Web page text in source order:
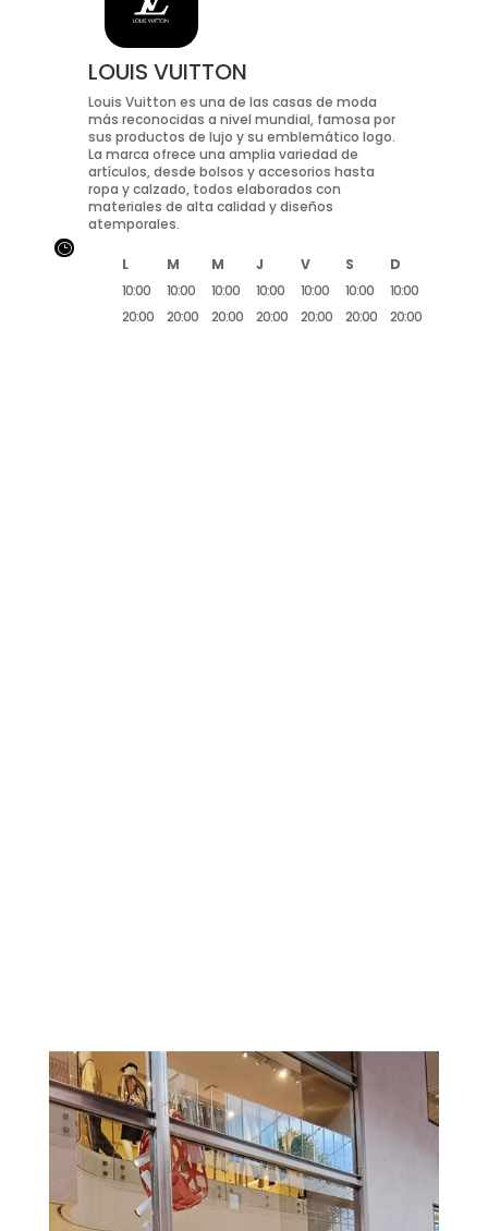
LOUIS VUITTON
Louis Vuitton es una de las casas de moda
más reconocidas a nivel mundial, famosa por
sus productos de lujo y su emblemático logo.
La marca ofrece una amplia variedad de
artículos, desde bolsos y accesorios hasta
ropa y calzado, todos elaborados con
materiales de alta calidad y diseños
atemporales.
L M M J V S
D
10:00
20:00
10:00
20:00
10:00
20:00
10:00
20:00
10:00
20:00
10:00
20:00
10:00
20:00
}